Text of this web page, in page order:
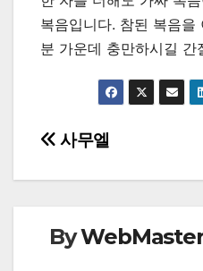
복음입니다. 참된 복음을
분 가운데 충만하시길 간
Post
navigation
사무엘
By